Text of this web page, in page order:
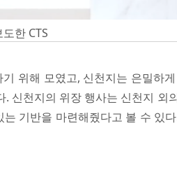
한 CTS
위해 모였고, 신천지는 은밀하
신천지의 위장 행사는 신천지 외
기반을 마련해줬다고 볼 수 있